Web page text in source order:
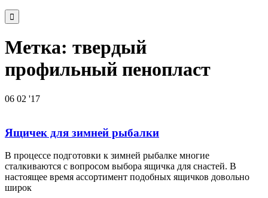

Метка: твердый
профильный пенопласт
06 02 '17
Ящичек для зимней рыбалки
В процессе подготовки к зимней рыбалке многие
сталкиваются с вопросом выбора ящичка для снастей. В
настоящее время ассортимент подобных ящичков довольно
широк